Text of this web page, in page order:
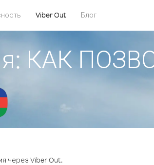
Viber Out Блог
КАК
через Viber Out.